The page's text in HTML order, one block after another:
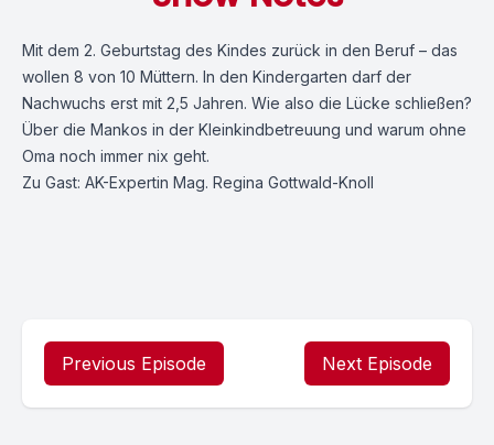
Mit dem 2. Geburtstag des Kindes zurück in den Beruf – das
wollen 8 von 10 Müttern. In den Kindergarten darf der
Nachwuchs erst mit 2,5 Jahren. Wie also die Lücke schließen?
Über die Mankos in der Kleinkindbetreuung und warum ohne
Oma noch immer nix geht.
Zu Gast: AK-Expertin Mag. Regina Gottwald-Knoll
Previous Episode Next Episode